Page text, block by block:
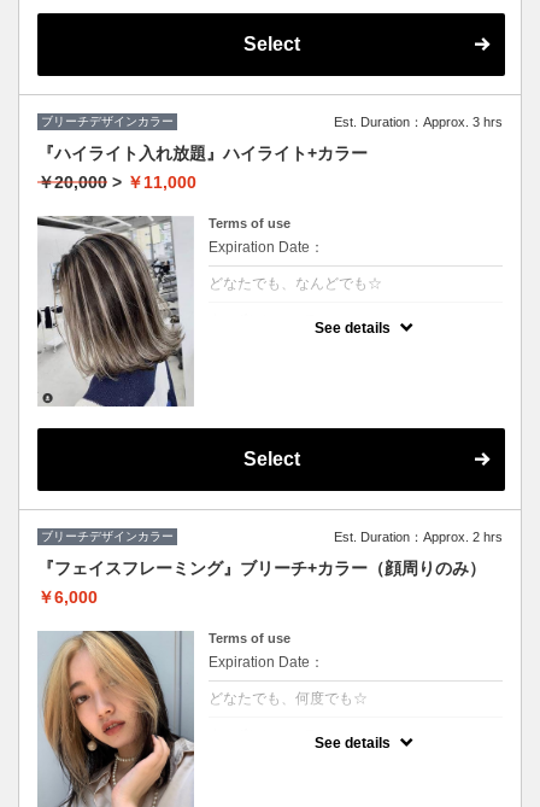
Select
ブリーチデザインカラー Est. Duration：Approx. 3 hrs
『ハイライト入れ放題』ハイライト+カラー
￥20,000 > ￥11,000
Terms of use
Expiration Date：
どなたでも、なんどでも☆
See details
Select
ブリーチデザインカラー Est. Duration：Approx. 2 hrs
『フェイスフレーミング』ブリーチ+カラー（顔周りのみ）
￥6,000
Terms of use
Expiration Date：
どなたでも、何度でも☆
See details